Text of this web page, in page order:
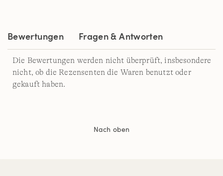
Bewertungen Fragen & Antworten
Die Bewertungen werden nicht überprüft, insbesondere
nicht, ob die Rezensenten die Waren benutzt oder
gekauft haben.
Nach oben